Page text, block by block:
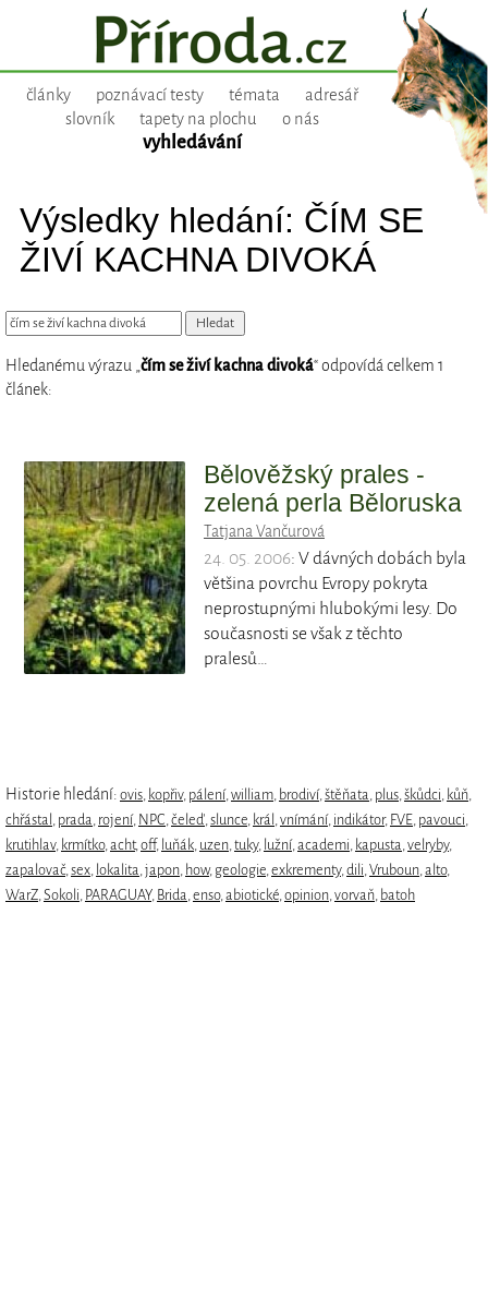
články poznávací testy témata
adresář
slovník
tapety na plochu o nás
vyhledávání
Výsledky hledání: ČÍM SE
ŽIVÍ KACHNA DIVOKÁ
Hledanému výrazu „čím se živí kachna divoká“ odpovídá celkem 1
článek:
Bělověžský prales -
zelená perla Běloruska
Tatjana Vančurová
24. 05. 2006: V dávných dobách byla
většina povrchu Evropy pokryta
neprostupnými hlubokými lesy. Do
současnosti se však z těchto
pralesů…
Historie hledání: ovis, kopřiv, pálení,william, brodiví,štěňata, plus,škůdci, kůň,
chřástal , prada, rojení, NPC,čeleď,slunce, král ,vnímání, indikátor, FVE, pavouci,
krutihlav, krmítko,acht,off, luňák, uzen,tuky, lužní,academi, kapusta,velryby,
zapalovač,sex, lokalita,japon, how, geologie,exkrementy,dili,Vruboun,alto,
WarZ,Sokoli, PARAGUAY, Brida,enso,abiotické,opinion,vorvaň, batoh